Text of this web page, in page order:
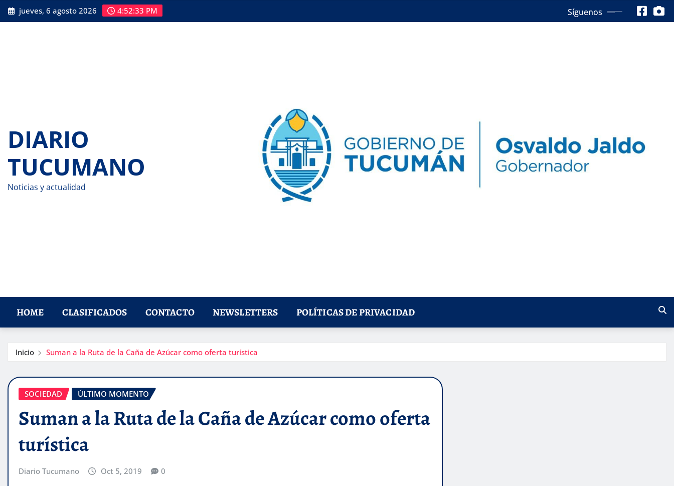
Saltar
al
jueves, 6 agosto 2026 4:52:34 PM Síguenos
DIARIO
TUCUMANO
Noticias y actualidad
HOME CLASIFICADOS CONTACTO NEWSLETTERS POLÍTICAS DE PRIVACIDAD
Inicio Suman a la Ruta de la Caña de Azúcar como oferta turística
SOCIEDAD ÚLTIMO MOMENTO
Suman a la Ruta de la Caña de Azúcar como oferta
turística
Diario Tucumano Oct 5, 2019 0